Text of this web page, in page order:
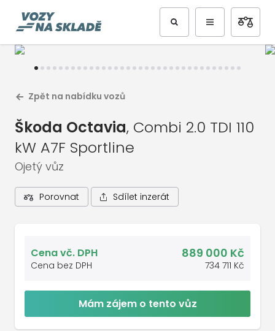
Zpět na nabídku vozů
Škoda Octavia, Combi 2.0 TDI 110
kW A7F Sportline
Ojetý vůz
Porovnat Sdílet inzerát
Cena vč. DPH 889 000 Kč
Cena bez DPH 734 711 Kč
Mám zájem o tento vůz